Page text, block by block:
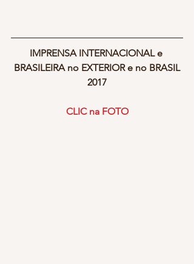
IMPRENSA INTERNACIONAL e
BRASILEIRA no EXTERIOR e no BRASIL
2017
CLIC na FOTO